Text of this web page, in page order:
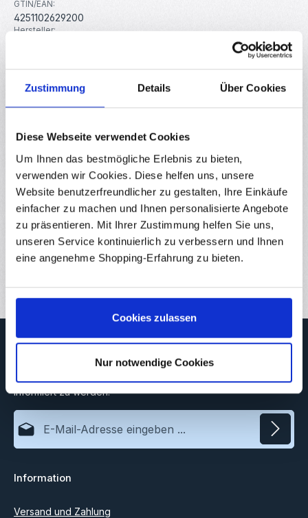
Zustimmung Details Über Cookies
Diese Webseite verwendet Cookies
Um Ihnen das bestmögliche Erlebnis zu bieten,
verwenden wir Cookies. Diese helfen uns, unsere
Website benutzerfreundlicher zu gestalten, Ihre Einkäufe
einfacher zu machen und Ihnen personalisierte Angebote
zu präsentieren. Mit Ihrer Zustimmung helfen Sie uns,
unseren Service kontinuierlich zu verbessern und Ihnen
eine angenehme Shopping-Erfahrung zu bieten.
Cookies zulassen
Nur notwendige Cookies
GTIN/EAN:
4251102629200
Hersteller:
0.283 kg
350mm lange und 12mm breite Linearführung für 3D-
Drucker, CNC-Maschinen und Robotik-Projekte. Die
Schienen sind leichtgängi… Mehr
Eigenschaften
Hersteller
Downloads
Newsletter
Abonnieren Sie jetzt unseren regelmäßig erscheinenden
informiert zu werden.
E-Mail-Adresse*
Ich habe dieDatenschutzbestimmungen
einverstanden.
Information
Versand und Zahlung